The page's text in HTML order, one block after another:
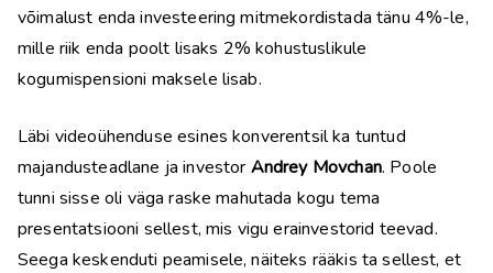
võimalust enda investeering mitmekordistada tänu 4%-le,
mille riik enda poolt lisaks 2% kohustuslikule
kogumispensioni maksele lisab.
Läbi videoühenduse esines konverentsil ka tuntud
majandusteadlane ja investor Andrey Movchan. Poole
tunni sisse oli väga raske mahutada kogu tema
presentatsiooni sellest, mis vigu erainvestorid teevad.
Seega keskenduti peamisele, näiteks rääkis ta sellest, et